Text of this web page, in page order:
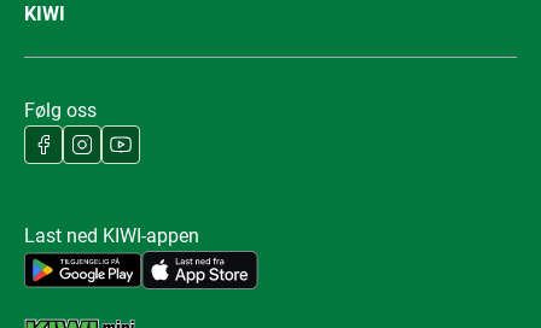
KIWI
Følg oss
Last ned KIWI-appen